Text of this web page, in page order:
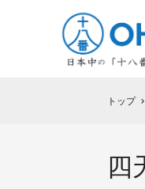
トップ chevron_right
四